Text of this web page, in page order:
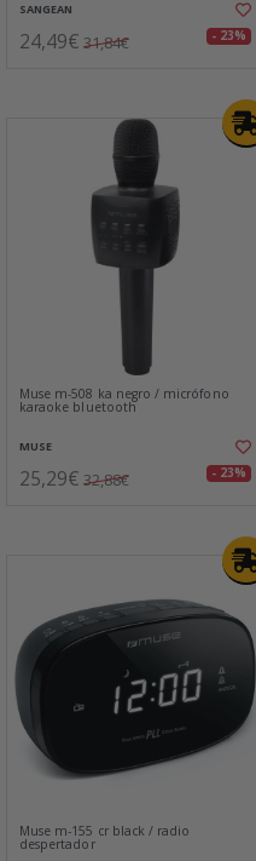
SANGEAN
24,49€ 31,84€ - 23%
Muse m-508 ka negro / micrófono
karaoke bluetooth
MUSE
25,29€ 32,88€ - 23%
Muse m-155 cr black / radio
despertador